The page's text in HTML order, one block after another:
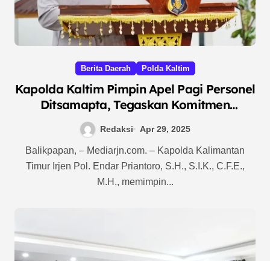
Berita Daerah Polda Kaltim
Kapolda Kaltim Pimpin Apel Pagi Personel
Ditsamapta, Tegaskan Komitmen
Profesionalisme dan Kesiapsiagaan
Redaksi Apr 29, 2025
Balikpapan, – Mediarjn.com. – Kapolda Kalimantan
Timur Irjen Pol. Endar Priantoro, S.H., S.I.K., C.F.E.,
M.H., memimpin...